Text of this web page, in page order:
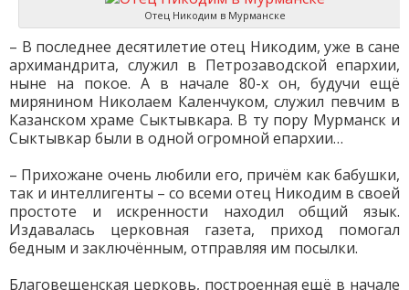
Отец Никодим в Мурманске
– В последнее десятилетие отец Никодим, уже в сане
архимандрита, служил в Петрозаводской епархии,
ныне на покое. А в начале 80-х он, будучи ещё
мирянином Николаем Каленчуком, служил певчим в
Казанском храме Сыктывкара. В ту пору Мурманск и
Сыктывкар были в одной огромной епархии…
– Прихожане очень любили его, причём как бабушки,
так и интеллигенты – со всеми отец Никодим в своей
простоте и искренности находил общий язык.
Издавалась церковная газета, приход помогал
бедным и заключённым, отправляя им посылки.
Благовещенская церковь, построенная ещё в начале